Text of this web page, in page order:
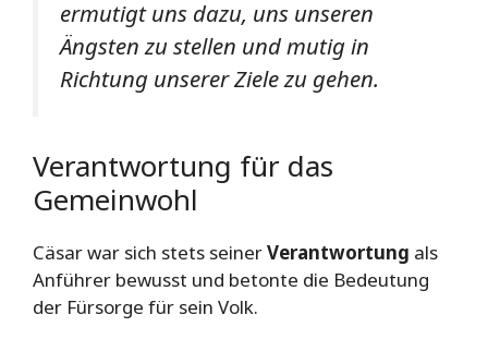
ermutigt uns dazu, uns unseren
Ängsten zu stellen und mutig in
Richtung unserer Ziele zu gehen.
Verantwortung für das
Gemeinwohl
Cäsar war sich stets seinerVerantwortung als
Anführer bewusst und betonte die Bedeutung
der Fürsorge für sein Volk.